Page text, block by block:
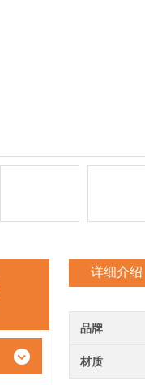
详细介绍
品牌
材质